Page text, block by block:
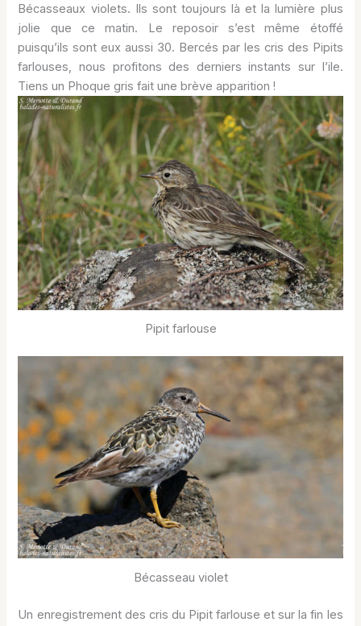
Bécasseaux violets. Ils sont toujours là et la lumière plus
jolie que ce matin. Le reposoir s’est même étoffé
puisqu’ils sont eux aussi 30. Bercés par les cris des Pipits
farlouses, nous profitons des derniers instants sur l’ile.
Tiens un Phoque gris fait une brève apparition !
Pipit farlouse
Bécasseau violet
Un enregistrement des cris du Pipit farlouse et sur la fin les